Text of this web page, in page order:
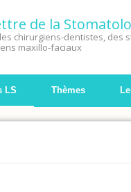
de la
chirurgiens-dentistes, des
maxillo-faciaux
LS Thèmes